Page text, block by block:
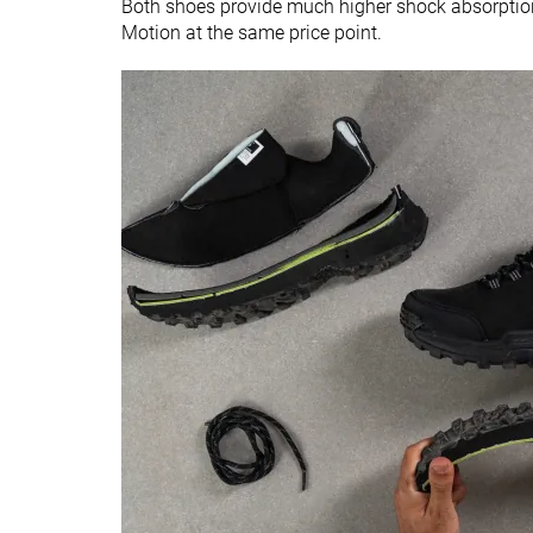
dibujo de la suela
Altura de la suela
en la zona del
talón laboratorio
38.6 mm 32.7 mm
Antepié 26.5 mm 19.0 mm
Anchuras
disponibles
Estándar
Estándar
Ancho
Tecnología
-
Tirador del talón Ninguno Tirador circular
Removable insole ✓
Clasificación #34 12% inferior #26 33% inferior
Popularidad #32 17% inferior #25 35% inferior
Both shoes provide much higher shock
Motion at the same price point.